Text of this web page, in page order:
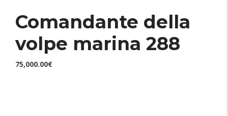
Comandante della
volpe marina 288
75,000.00€